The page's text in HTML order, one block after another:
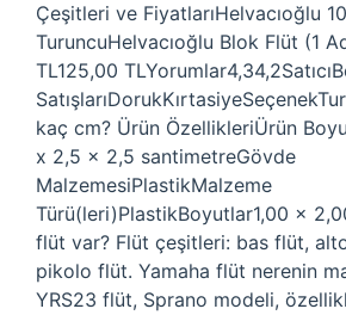
Çeşitleri ve FiyatlarıHelvacıoğlu
TuruncuHelvacıoğlu Blok Flüt (1
TL125,00
kaç cm? Ürün ÖzellikleriÜrün
x 2,5 x 2,5 santimetreGövde
Malzemesi‎PlastikMalzeme
Türü(leri)‎PlastikBoyutlar‎1,00 x
flüt var? Flüt çeşitleri: bas flüt,
pikolo flüt. Yamaha flüt nerenin
YRS23 flüt, Sprano modeli,